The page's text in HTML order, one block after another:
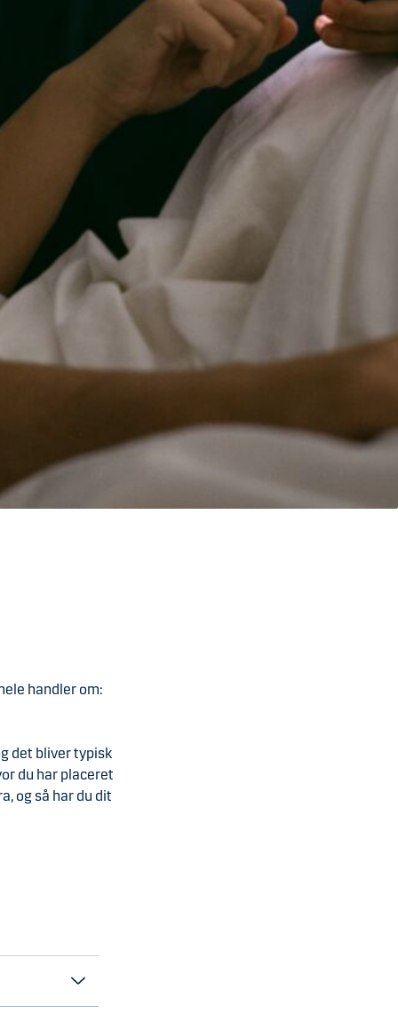
handler om:
det bliver typisk
du har placeret
og så har du dit